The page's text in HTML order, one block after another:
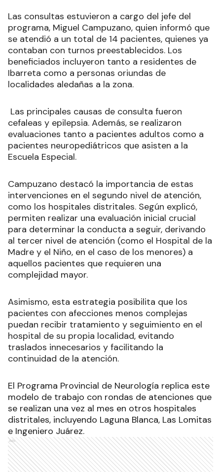
Las consultas estuvieron a cargo del jefe del
programa, Miguel Campuzano, quien informó que
se atendió a un total de 14 pacientes, quienes ya
contaban con turnos preestablecidos. Los
beneficiados incluyeron tanto a residentes de
Ibarreta como a personas oriundas de
localidades aledañas a la zona.
Las principales causas de consulta fueron
cefaleas y epilepsia. Además, se realizaron
evaluaciones tanto a pacientes adultos como a
pacientes neuropediátricos que asisten a la
Escuela Especial.
Campuzano destacó la importancia de estas
intervenciones en el segundo nivel de atención,
como los hospitales distritales. Según explicó,
permiten realizar una evaluación inicial crucial
para determinar la conducta a seguir, derivando
al tercer nivel de atención (como el Hospital de la
Madre y el Niño, en el caso de los menores) a
aquellos pacientes que requieren una
complejidad mayor.
Asimismo, esta estrategia posibilita que los
pacientes con afecciones menos complejas
puedan recibir tratamiento y seguimiento en el
hospital de su propia localidad, evitando
traslados innecesarios y facilitando la
continuidad de la atención.
El Programa Provincial de Neurología replica este
modelo de trabajo con rondas de atenciones que
se realizan una vez al mes en otros hospitales
distritales, incluyendo Laguna Blanca, Las Lomitas
e Ingeniero Juárez.
Ads